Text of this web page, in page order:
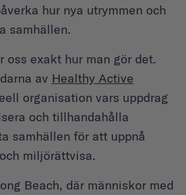
hur nya utrymmen och
samhällen.
oss exakt hur man gör det.
av Healthy Active
organisation vars uppdrag
och tillhandahålla
samhällen för att uppnå
miljörättvisa.
Beach, där människor med